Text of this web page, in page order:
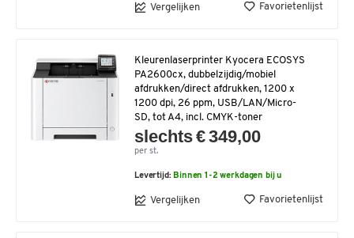
Vergelijken Favorietenlijst
Kleurenlaserprinter Kyocera ECOSYS
PA2600cx, dubbelzijdig/mobiel
afdrukken/direct afdrukken, 1200 x
1200 dpi, 26 ppm, USB/LAN/Micro-
SD, tot A4, incl. CMYK-toner
slechts € 349,00
per st.
Levertijd: Binnen 1-2 werkdagen bij u
Vergelijken Favorietenlijst